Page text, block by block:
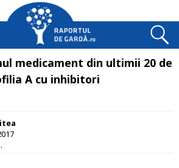
medicament din ultimii 20 de
A cu inhibitori